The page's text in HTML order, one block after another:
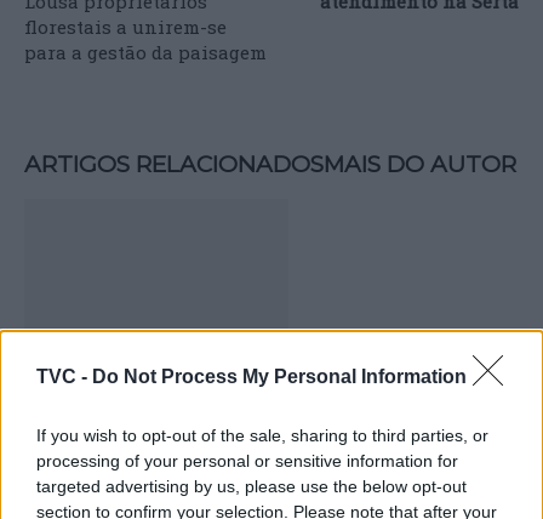
TVC - Do Not Process My Personal Information
If you wish to opt-out of the sale, sharing to third parties, or
processing of your personal or sensitive information for
targeted advertising by us, please use the below opt-out
section to confirm your selection. Please note that after your
florestais a unirem-se
para a gestão da paisagem
ARTIGOS RELACIONADOSMAIS DO AUTOR
Deputados do PSD saúdam Banda
Sinfónica da ARMAB pelo 1º lugar no
certame internacional de Valência